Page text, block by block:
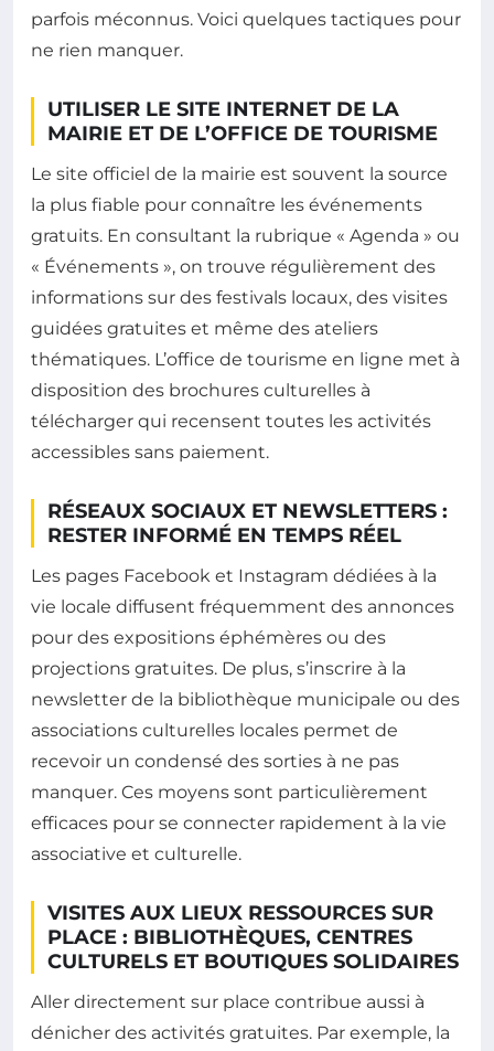
parfois méconnus. Voici quelques tactiques pour
ne rien manquer.
UTILISER LE SITE INTERNET DE LA
MAIRIE ET DE L’OFFICE DE TOURISME
Le site officiel de la mairie est souvent la source
la plus fiable pour connaître les événements
gratuits. En consultant la rubrique « Agenda » ou
« Événements », on trouve régulièrement des
informations sur des festivals locaux, des visites
guidées gratuites et même des ateliers
thématiques. L’office de tourisme en ligne met à
disposition des brochures culturelles à
télécharger qui recensent toutes les activités
accessibles sans paiement.
RÉSEAUX SOCIAUX ET NEWSLETTERS :
RESTER INFORMÉ EN TEMPS RÉEL
Les pages Facebook et Instagram dédiées à la
vie locale diffusent fréquemment des annonces
pour des expositions éphémères ou des
projections gratuites. De plus, s’inscrire à la
newsletter de la bibliothèque municipale ou des
associations culturelles locales permet de
recevoir un condensé des sorties à ne pas
manquer. Ces moyens sont particulièrement
efficaces pour se connecter rapidement à la vie
associative et culturelle.
VISITES AUX LIEUX RESSOURCES SUR
PLACE : BIBLIOTHÈQUES, CENTRES
CULTURELS ET BOUTIQUES SOLIDAIRES
Aller directement sur place contribue aussi à
dénicher des activités gratuites. Par exemple, la